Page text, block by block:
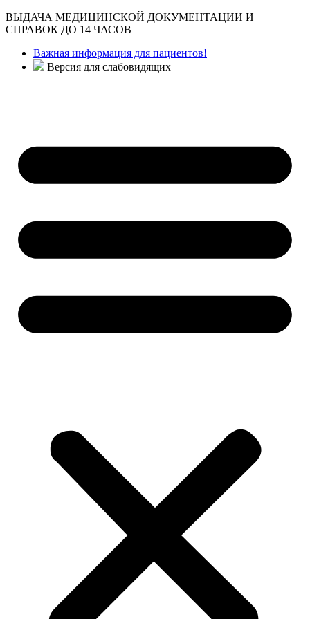
ВЫДАЧА МЕДИЦИНСКОЙ ДОКУМЕНТАЦИИ И
СПРАВОК ДО 14 ЧАСОВ
Важная информация для пациентов!
Версия для слабовидящих